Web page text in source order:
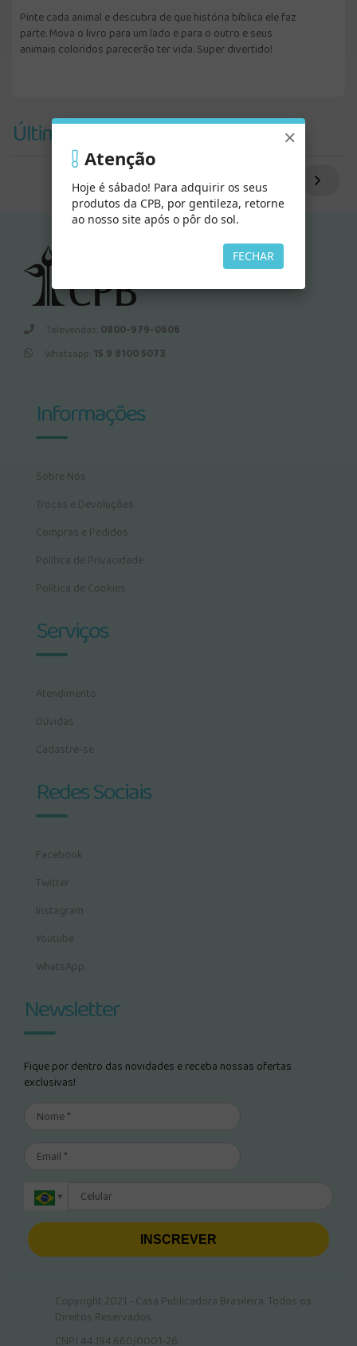
Pinte cada animal e descubra de que história bíblica ele faz
parte. Mova o livro para um lado e para o outro e seus
animais coloridos parecerão ter vida. Super divertido!
Últimos Vistos
Televendas: 0800-979-0606
Whatsapp: 15 9 8100 5073
Informações
Sobre Nós
Trocas e Devoluções
Compras e Pedidos
Política de Privacidade
Política de Cookies
Serviços
Atendimento
Dúvidas
Cadastre-se
Redes Sociais
Facebook
Twitter
Instagram
Youtube
WhatsApp
Newsletter
Fique por dentro das novidades e receba nossas ofertas
exclusivas!
INSCREVER
Copyright 2021 - Casa Publicadora Brasileira. Todos os
Direitos Reservados.
CNPJ 44.194.660/0001-26.
×
Atenção
Hoje é sábado! Para adquirir os seus
produtos da CPB, por gentileza, retorne
ao nosso site após o pôr do sol.
FECHAR